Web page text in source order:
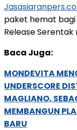
paket hemat bagi
Release Serentak
Baca Juga:
MONDEVITA
UNDERSCORE
MAGLIANO,
MEMBANGUN
BARU